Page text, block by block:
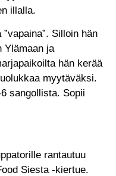
illalla.
Silloin hän
Ylämaan ja
hän kerää
myytäväksi.
sangollista. Sopii
rantautuu
Siesta -kiertue.